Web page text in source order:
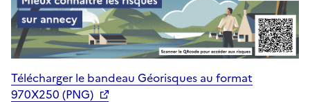
Télécharger le bandeau Géorisques au format
970X250 (PNG)